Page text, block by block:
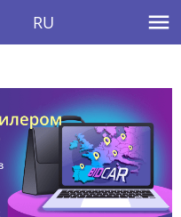
RU